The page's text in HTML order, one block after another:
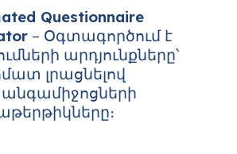
Questionnaire
– Օգտագործում է
արդյունքները՝
լրացնելով